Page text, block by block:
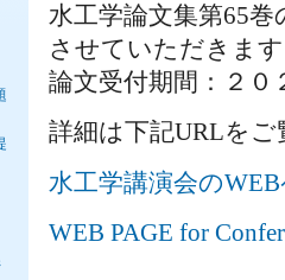
水工学論文集第65
させていただきま
論文受付期間：２０
詳細は下記URLを
水工学講演会の
WEB PAGE for